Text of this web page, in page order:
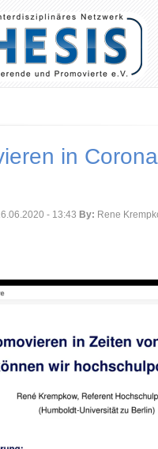
in
- 13:43 By: Rene